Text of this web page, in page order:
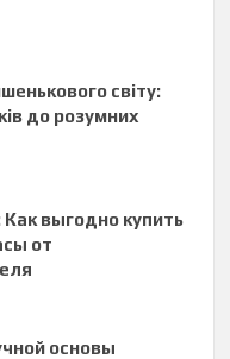
світу:
до розумних
выгодно купить
от
основы